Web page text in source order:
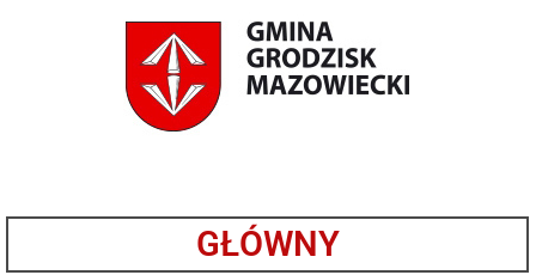
GŁÓWNY